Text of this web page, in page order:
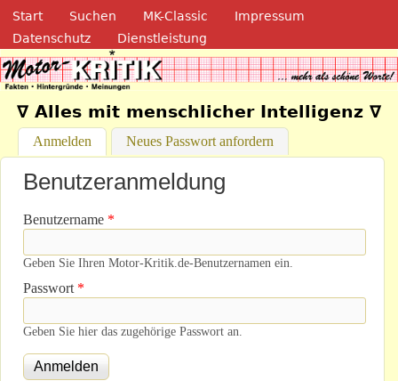
Direkt zum Inhalt
Navigation
Start Suchen MK-Classic
Impressum
Datenschutz
Dienstleistung
Motor-Kritik.de
∇ Alles mit menschlicher Intelligenz ∇
Anmelden (aktiver Reiter)
Neues Passwort anfordern
Benutzeranmeldung
Benutzername *
Geben Sie Ihren Motor-Kritik.de-Benutzernamen ein.
Passwort *
Geben Sie hier das zugehörige Passwort an.